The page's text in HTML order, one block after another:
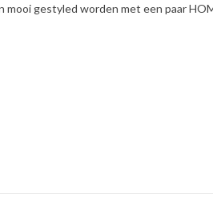
mooi gestyled worden met een paar